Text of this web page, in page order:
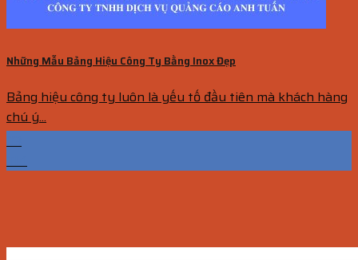
Những Mẫu Bảng Hiệu Công Ty Bằng Inox Đẹp
Bảng hiệu công ty luôn là yếu tố đầu tiên mà khách hàng
chú ý...